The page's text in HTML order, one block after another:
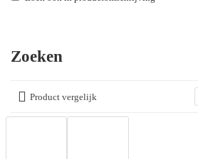
Zoeken
Product vergelijk